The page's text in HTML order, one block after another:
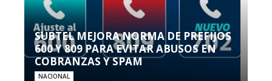
SUBTEL MEJORA NORMA DE PREFIJOS
600 Y 809 PARA EVITAR ABUSOS EN
COBRANZAS Y SPAM
NACIONAL